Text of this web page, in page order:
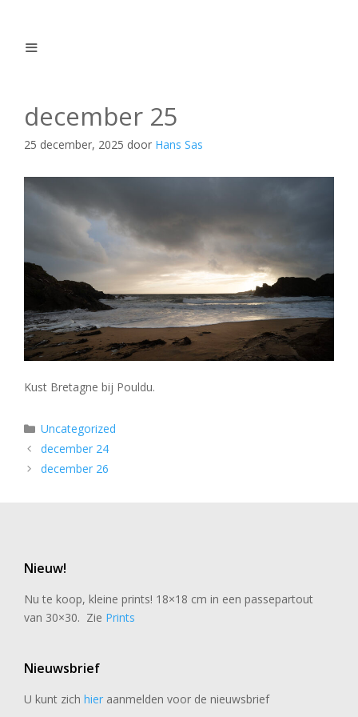
december 25
25 december, 2025 door Hans Sas
Kust Bretagne bij Pouldu.
Categorieën
Uncategorized
december 24
december 26
Nieuw!
Nu te koop, kleine prints! 18×18 cm in een passepartout
van 30×30. Zie Prints
Nieuwsbrief
U kunt zich hier aanmelden voor de nieuwsbrief